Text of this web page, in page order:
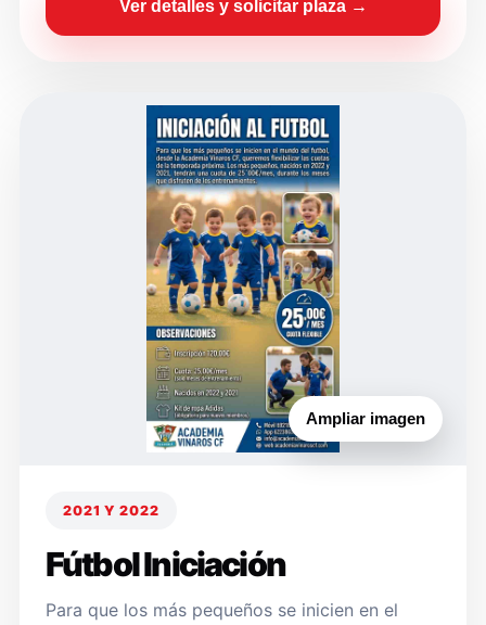
Ver detalles y solicitar plaza →
Ampliar imagen
2021 Y 2022
Fútbol Iniciación
Para que los más pequeños se inicien en el